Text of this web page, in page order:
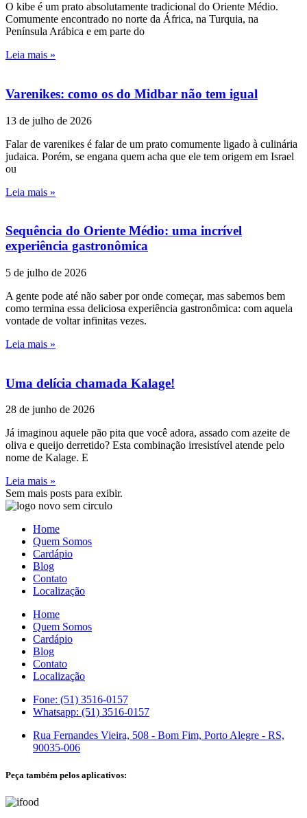
O kibe é um prato absolutamente tradicional do Oriente Médio.
Comumente encontrado no norte da África, na Turquia, na
Península Arábica e em parte do
Leia mais »
Varenikes: como os do Midbar não tem igual
13 de julho de 2026
Falar de varenikes é falar de um prato comumente ligado à culinária
judaica. Porém, se engana quem acha que ele tem origem em Israel
ou
Leia mais »
Sequência do Oriente Médio: uma incrível
experiência gastronômica
5 de julho de 2026
A gente pode até não saber por onde começar, mas sabemos bem
como termina essa deliciosa experiência gastronômica: com aquela
vontade de voltar infinitas vezes.
Leia mais »
Uma delícia chamada Kalage!
28 de junho de 2026
Já imaginou aquele pão pita que você adora, assado com azeite de
oliva e queijo derretido? Esta combinação irresistível atende pelo
nome de Kalage. E
Leia mais »
Sem mais posts para exibir.
Home
Quem Somos
Cardápio
Blog
Contato
Localização
Home
Quem Somos
Cardápio
Blog
Contato
Localização
Fone: (51) 3516-0157
Whatsapp: (51) 3516-0157
Rua Fernandes Vieira, 508 - Bom Fim, Porto Alegre - RS,
90035-006
Peça também pelos aplicativos: